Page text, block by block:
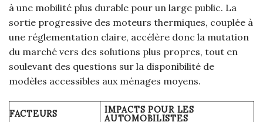
à une mobilité plus durable pour un large public. La
sortie progressive des moteurs thermiques, couplée à
une réglementation claire, accélère donc la mutation
du marché vers des solutions plus propres, tout en
soulevant des questions sur la disponibilité de
modèles accessibles aux ménages moyens.
FACTEURS
IMPACTS POUR LES
AUTOMOBILISTES